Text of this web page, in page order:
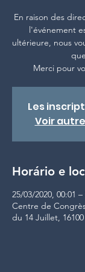
En raison des
l'événement
ultérieure, nous
Merci pour
Les
Voir
Horário e
25/03/2020, 00:01 –
Centre de
du 14 Juillet,